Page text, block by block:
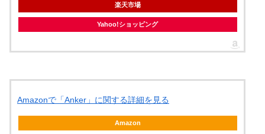
楽天市場
Yahoo!ショッピング
Amazonで「Anker」に関する詳細を見る
Amazon